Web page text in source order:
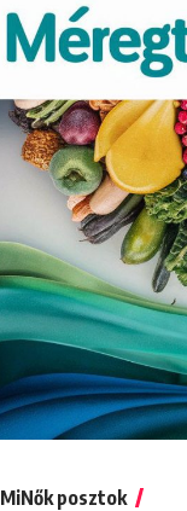
MiNők posztok